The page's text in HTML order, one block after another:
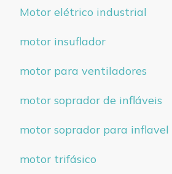
Motor elétrico industrial
motor insuflador
motor para ventiladores
motor soprador de infláveis
motor soprador para inflavel
motor trifásico